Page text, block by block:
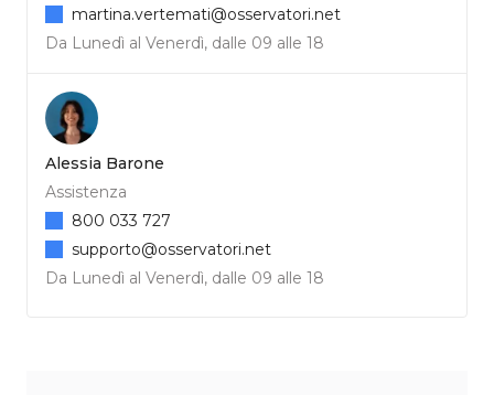
Da Lunedì al Venerdì, dalle 09 alle 18
martina.vertemati@osservatori.net
Alessia Barone
Assistenza
Da Lunedì al Venerdì, dalle 09 alle 18
800 033 727
supporto@osservatori.net